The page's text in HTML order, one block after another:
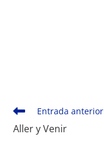
Leer
más
artículos
Entrada anterior
Aller y Venir